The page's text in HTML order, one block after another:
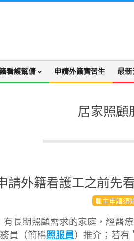
看護幫傭 申請外籍實習生 最新
居家照顧
請外籍看護工之前先
雇主申請須
有長期照顧需求的家庭，經醫
員（簡稱照服員）推介；若有